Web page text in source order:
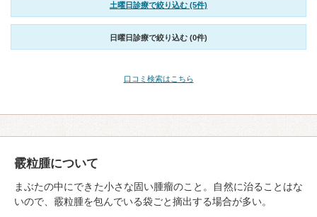
土曜日診療で絞り込む (5件)
日曜日診療で絞り込む (0件)
口コミ検索はこちら
霰粒腫について
まぶたの中にできた小さな固い腫瘤のこと。自然に治ることはな
いので、霰粒腫を包んでいる袋ごと摘出する場合が多い。